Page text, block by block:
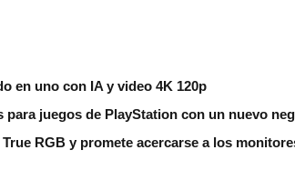
en uno con IA y video 4K 120p
juegos de PlayStation con un nuevo
RGB y promete acercarse a los